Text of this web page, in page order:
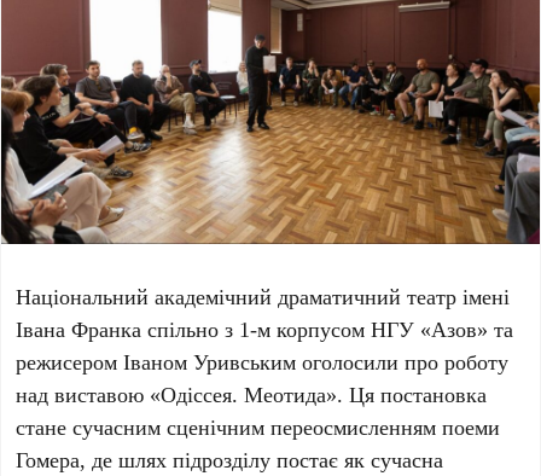
Національний академічний драматичний театр імені
Івана Франка спільно з 1-м корпусом НГУ «Азов» та
режисеромІваном Уривським оголосили про роботу
над виставою «Одіссея. Меотида». Ця постановка
стане сучасним сценічним переосмисленням поеми
Гомера, де шлях підрозділу постає яксучасна